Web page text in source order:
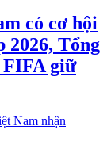
có cơ hội
2026, Tổng
FIFA giữ